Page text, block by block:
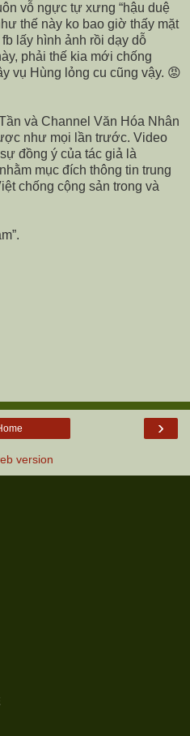
vỗ ngực tự xưng “hậu duệ
thế này ko bao giờ thấy mặt
lấy hình ảnh rồi dạy dỗ
phải thế kia mới chống
vụ Hùng lỏng cu cũng vậy. 😡
và Channel Văn Hóa Nhân
như mọi lần trước. Video
đồng ý của tác giả là
mục đích thông tin trung
chống cộng sản trong và
›
version